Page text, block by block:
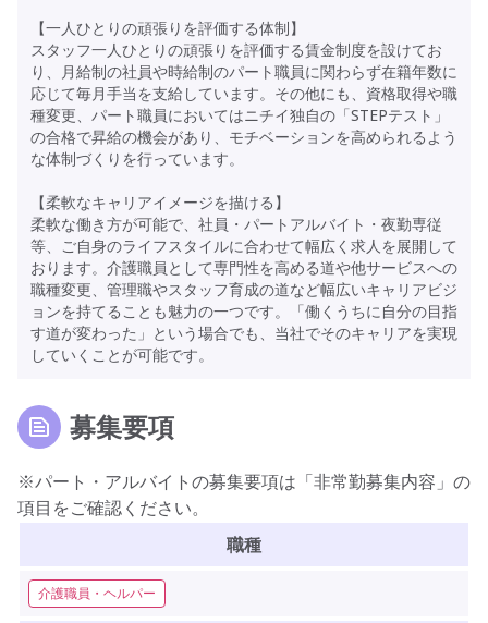
【一人ひとりの頑張りを評価する体制】
スタッフ一人ひとりの頑張りを評価する賃金制度を設けてお
り、月給制の社員や時給制のパート職員に関わらず在籍年数に
応じて毎月手当を支給しています。その他にも、資格取得や職
種変更、パート職員においてはニチイ独自の「STEPテスト」
の合格で昇給の機会があり、モチベーションを高められるよう
な体制づくりを行っています。
【柔軟なキャリアイメージを描ける】
柔軟な働き方が可能で、社員・パートアルバイト・夜勤専従
等、ご自身のライフスタイルに合わせて幅広く求人を展開して
おります。介護職員として専門性を高める道や他サービスへの
職種変更、管理職やスタッフ育成の道など幅広いキャリアビジ
ョンを持てることも魅力の一つです。「働くうちに自分の目指
す道が変わった」という場合でも、当社でそのキャリアを実現
していくことが可能です。
募集要項
※パート・アルバイトの募集要項は「非常勤募集内容」の
項目をご確認ください。
職種
介護職員・ヘルパー